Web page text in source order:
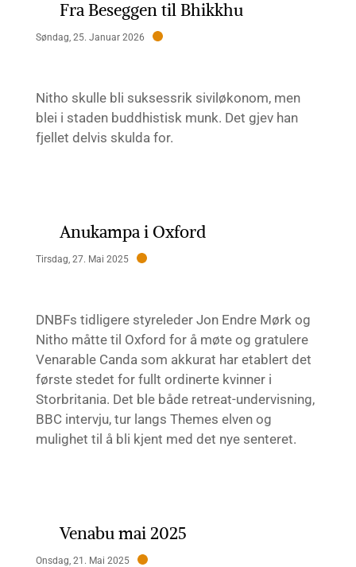
Fra Beseggen til Bhikkhu
Søndag, 25. Januar 2026
Nitho skulle bli suksessrik siviløkonom, men
blei i staden buddhistisk munk. Det gjev han
fjellet delvis skulda for.
Anukampa i Oxford
Tirsdag, 27. Mai 2025
DNBFs tidligere styreleder Jon Endre Mørk og
Nitho måtte til Oxford for å møte og gratulere
Venarable Canda som akkurat har etablert det
første stedet for fullt ordinerte kvinner i
Storbritania. Det ble både retreat-undervisning,
BBC intervju, tur langs Themes elven og
mulighet til å bli kjent med det nye senteret.
Venabu mai 2025
Onsdag, 21. Mai 2025